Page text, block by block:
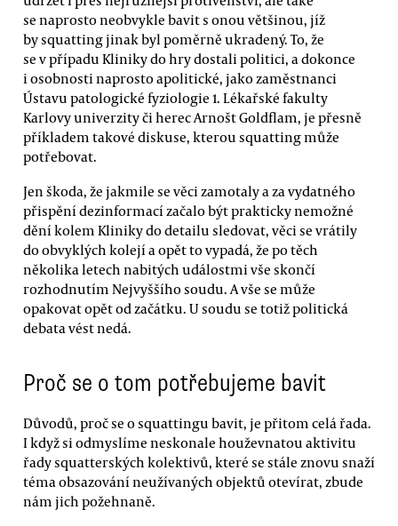
se naprosto neobvykle bavit s onou většinou, jíž
by squatting jinak byl poměrně ukradený. To, že
se v případu Kliniky do hry dostali politici, a dokonce
i osobnosti naprosto apolitické, jako zaměstnanci
Ústavu patologické fyziologie 1. Lékařské fakulty
Karlovy univerzity či herec Arnošt Goldflam, je přesně
příkladem takové diskuse, kterou squatting může
potřebovat.
Jen škoda, že jakmile se věci zamotaly a za vydatného
přispění dezinformací začalo být prakticky nemožné
dění kolem Kliniky do detailu sledovat, věci se vrátily
do obvyklých kolejí a opět to vypadá, že po těch
několika letech nabitých událostmi vše skončí
rozhodnutím Nejvyššího soudu. A vše se může
opakovat opět od začátku. U soudu se totiž politická
debata vést nedá.
Proč se o tom potřebujeme bavit
Důvodů, proč se o squattingu bavit, je přitom celá řada.
I když si odmyslíme neskonale houževnatou aktivitu
řady squatterských kolektivů, které se stále znovu snaží
téma obsazování neužívaných objektů otevírat, zbude
nám jich požehnaně.